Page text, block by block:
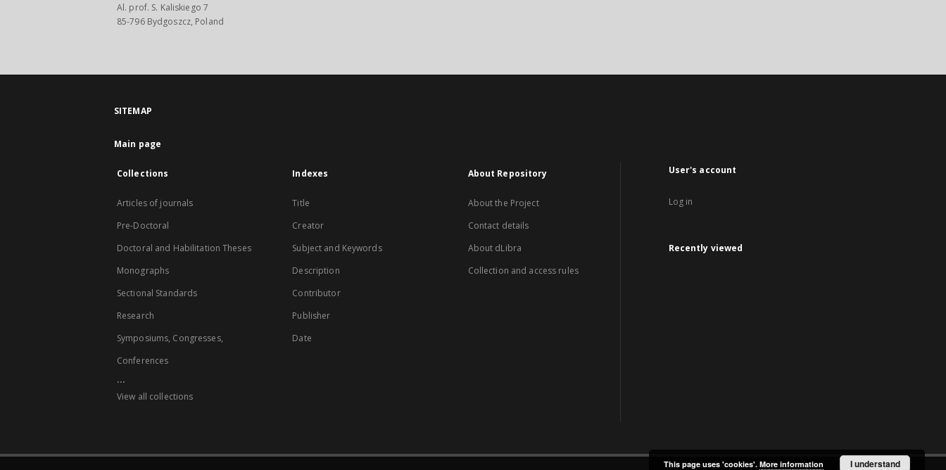
Al. prof. S. Kaliskiego 7
85-796 Bydgoszcz, Poland
SITEMAP
Main page
Collections
Articles of journals
Pre-Doctoral
Doctoral and Habilitation Theses
Monographs
Sectional Standards
Research
Symposiums, Congresses,
Conferences
...
View all collections
Indexes
Title
Creator
Subject and Keywords
Description
Contributor
Publisher
Date
About Repository
About the Project
Contact details
About dLibra
Collection and access rules
User's account
Log in
Recently viewed
This page uses 'cookies'. More information I understand